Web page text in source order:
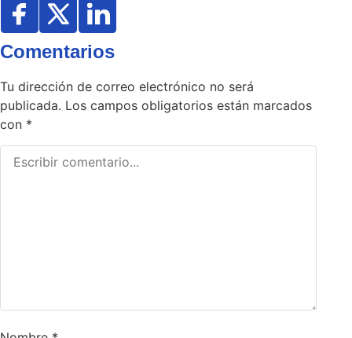
Comentarios
Tu dirección de correo electrónico no será
publicada. Los campos obligatorios están marcados
con *